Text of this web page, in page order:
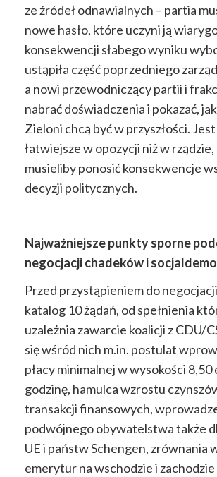
ze źródeł odnawialnych – partia
nowe hasło, które uczyni ją
konsekwencji słabego wyniku
ustąpiła część poprzedniego
a nowi przewodniczący partii i
nabrać doświadczenia i pokazać,
Zieloni chcą być w przyszłości.
łatwiejsze w opozycji niż w rządzie,
musieliby ponosić konsekwencje
decyzji politycznych.
Najważniejsze punkty sporne
negocjacji chadeków i
Przed przystąpieniem do negocjacji
katalog 10 żądań, od spełnienia
uzależnia zawarcie koalicji z CDU/
się wśród nich m.in. postulat
płacy minimalnej w wysokości 8,50
godzinę, hamulca wzrostu
transakcji finansowych,
podwójnego obywatelstwa także
UE i państw Schengen, zrównania
emerytur na wschodzie i